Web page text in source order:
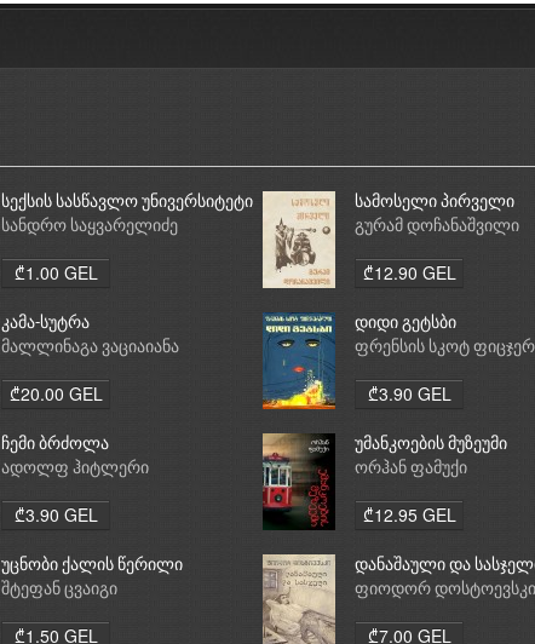
სექსის სასწავლო უნივერსიტეტი
სანდრო საყვარელიძე
₾1.00 GEL
სამოსელი პირველი
გურამ დოჩანაშვილი
₾12.90 GEL
კამა-სუტრა
მალლინაგა ვაციაიანა
₾20.00 GEL
დიდი გეტსბი
ფრენსის სკოტ
₾3.90 GEL
ჩემი ბრძოლა
ადოლფ ჰიტლერი
₾3.90 GEL
უმანკოების მუზეუმი
ორჰან ფამუქი
₾12.95 GEL
უცნობი ქალის წერილი
შტეფან ცვაიგი
₾1.50 GEL
დანაშაული და
ფიოდორ დოსტოევსკი
₾7.00 GEL